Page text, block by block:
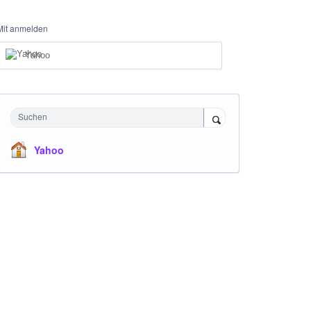
anmelden
Yahoo
Suchen
Yahoo